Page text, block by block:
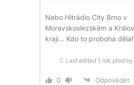
Nebo Hitrádio City Brno v
Moravskoslezském a
kraji… Kdo to proboha
Last edited 1 rok před
0 Odpovědět